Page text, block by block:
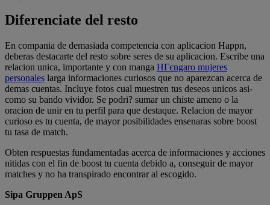
Diferenciate del resto
En compania de demasiada competencia con aplicacion Happn,
deberas destacarte del resto sobre seres de su aplicacion. Escribe una
relacion unica, importante y con manga HГєngaro mujeres
personales larga informaciones curiosos que no aparezcan acerca de
demas cuentas. Incluye fotos cual muestren tus deseos unicos asi­
como su bando vividor. Se podri? sumar un chiste ameno o la
oracion de unir en tu perfil para que destaque. Relacion de mayor
curioso es tu cuenta, de mayor posibilidades ensenaras sobre boost
tu tasa de match.
Obten respuestas fundamentadas acerca de informaciones y acciones
nitidas con el fin de boost tu cuenta debido a, conseguir de mayor
matches y no ha transpirado encontrar al escogido.
Sipa Gruppen ApS